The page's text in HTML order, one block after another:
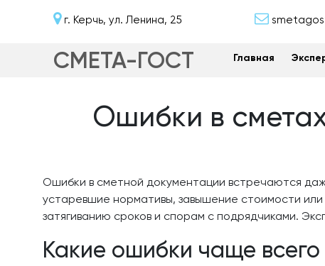
г. Керчь, ул. Ленина, 25
СМЕТА-ГОСТ Главная
Ошибки в
Ошибки в сметной документации встречаются
устаревшие нормативы, завышение стоимости
затягиванию сроков и спорам с подрядчиками.
Какие ошибки чаще